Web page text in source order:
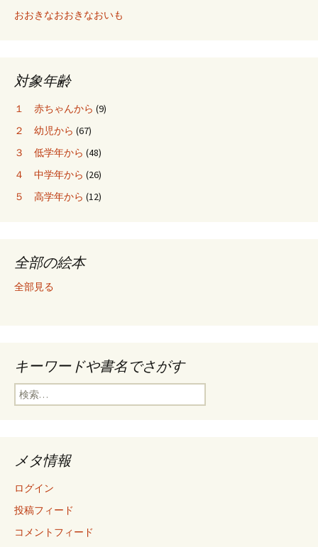
おおきなおおきなおいも
対象年齢
１ 赤ちゃんから (9)
２ 幼児から (67)
３ 低学年から (48)
４ 中学年から (26)
５ 高学年から (12)
全部の絵本
全部見る
キーワードや書名でさがす
検
索
メタ情報
ログイン
投稿フィード
コメントフィード